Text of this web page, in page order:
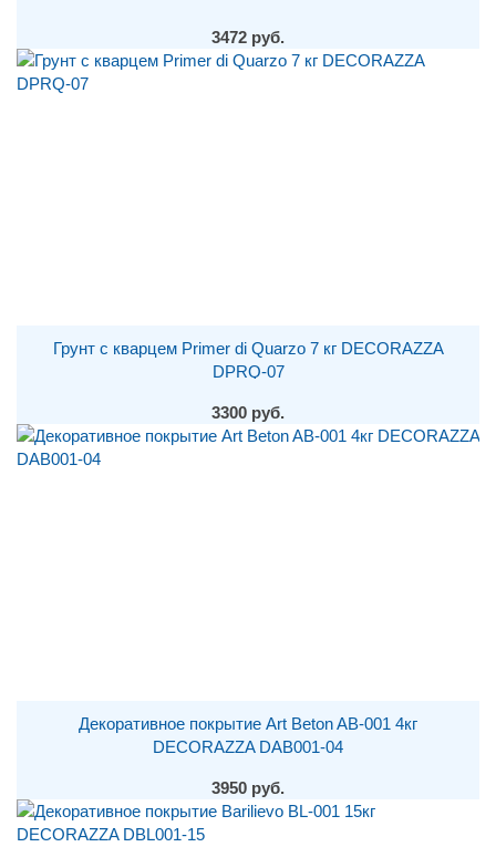
3472 руб.
Грунт с кварцем Primer di Quarzo 7 кг DECORAZZA
DPRQ-07
3300 руб.
Декоративное покрытие Art Beton AB-001 4кг
DECORAZZA DAB001-04
3950 руб.